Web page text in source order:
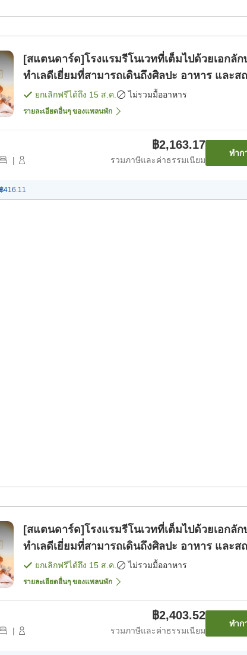
[สแตนดาร์ด]โรงแรมรีโนเวทที่เต็มไปด้วยเอกลั
ทำเลดีเยี่ยมที่สามารถเดินถึงศิลปะ อาหาร และส
[เฉพาะห้องพัก]
ยกเลิกฟรีได้ถึง 15 ส.ค. ไม่รวมมื้ออาหาร
รายละเอียดอื่นๆ ของแพลนพัก
|
฿2,163.17
รวมภาษีและค่าธรรมเนียม
ทำก
฿416.11
[สแตนดาร์ด]โรงแรมรีโนเวทที่เต็มไปด้วยเอกลั
ทำเลดีเยี่ยมที่สามารถเดินถึงศิลปะ อาหาร และส
[เฉพาะห้องพัก]
ยกเลิกฟรีได้ถึง 15 ส.ค. ไม่รวมมื้ออาหาร
รายละเอียดอื่นๆ ของแพลนพัก
|
฿2,403.52
รวมภาษีและค่าธรรมเนียม
ทำก